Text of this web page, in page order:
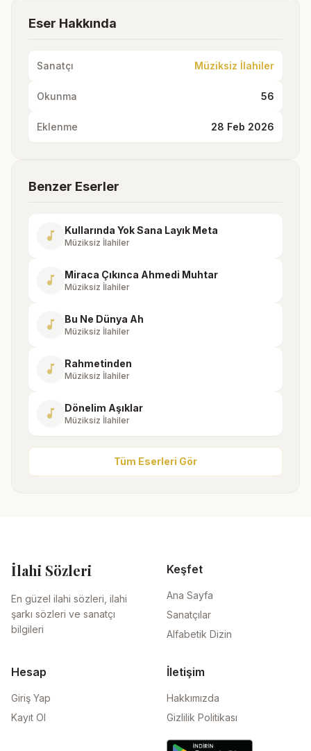
Eser Hakkında
Sanatçı Müziksiz İlahiler
Okunma 56
Eklenme 28 Feb 2026
Benzer Eserler
music_note Kullarında Yok Sana Layık Meta
Müziksiz İlahiler
music_note Miraca Çıkınca Ahmedi Muhtar
Müziksiz İlahiler
music_note Bu Ne Dünya Ah
Müziksiz İlahiler
music_note Rahmetinden
Müziksiz İlahiler
music_note Dönelim Aşıklar
Müziksiz İlahiler
Tüm Eserleri Gör
İlahi Sözleri
En güzel ilahi sözleri, ilahi
şarkı sözleri ve sanatçı
bilgileri
Keşfet
Ana Sayfa
Sanatçılar
Alfabetik Dizin
Hesap
Giriş Yap
Kayıt Ol
İletişim
Hakkımızda
Gizlilik Politikası